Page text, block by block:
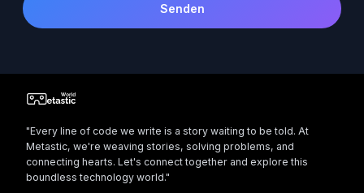
Senden
"Every line of code we write is a story waiting to be told. At
Metastic, we're weaving stories, solving problems, and
connecting hearts. Let's connect together and explore this
boundless technology world."